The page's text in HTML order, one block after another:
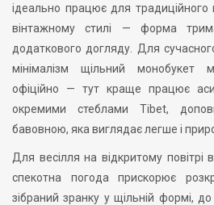
ідеально працює для традиційного
вінтажному стилі — форма
додаткового догляду. Для
мінімалізм щільний монобукет
офіційно — тут краще працює
окремими стеблами Tibet,
бавовною, яка виглядає легше і
Для весілля на відкритому повітрі
спекотна погода прискорює
зібраний зранку у щільній формі,